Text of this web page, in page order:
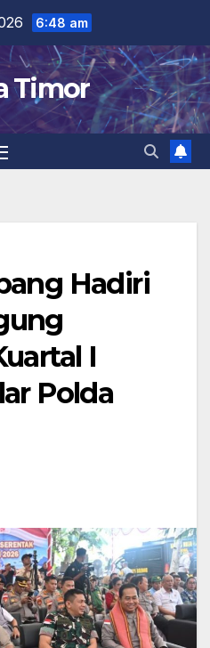
6:48 am
Timor
Hadiri
I
Polda